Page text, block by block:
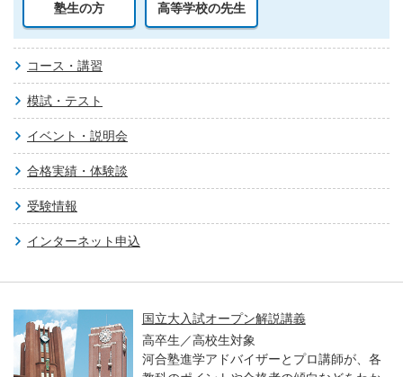
塾生の方 高等学校の先生
コース・講習
模試・テスト
イベント・説明会
合格実績・体験談
受験情報
インターネット申込
国立大入試オープン解説講義
高卒生／高校生対象
河合塾進学アドバイザーとプロ講師が、各